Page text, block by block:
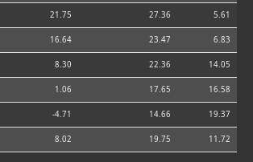
21.75 27.36 5.61
16.64 23.47 6.83
8.30 22.36 14.05
1.06 17.65 16.58
-4.71 14.66 19.37
8.02 19.75 11.72